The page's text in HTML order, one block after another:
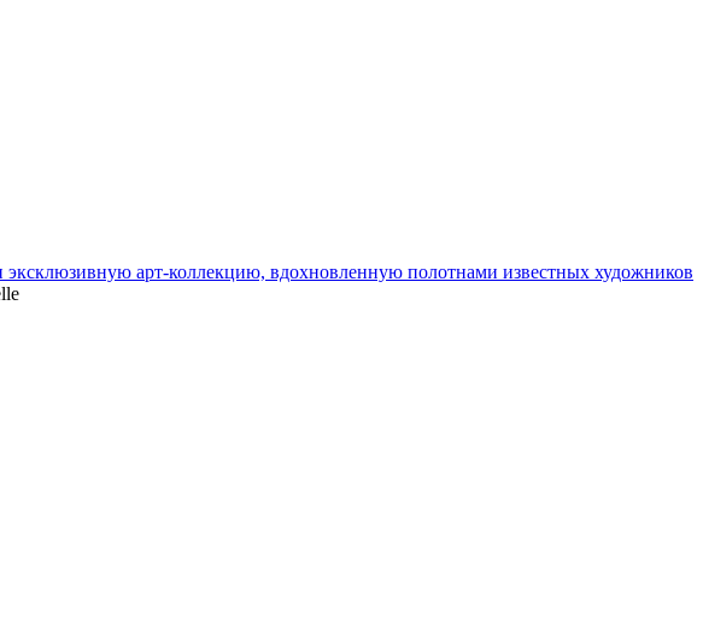
арт-коллекцию, вдохновленную полотнами известных художников